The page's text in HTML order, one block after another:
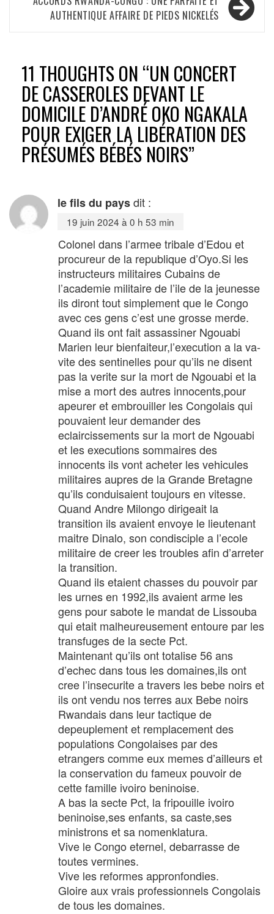
AUTHENTIQUE AFFAIRE DE PIEDS NICKELÉS
11 THOUGHTS ON “UN CONCERT
DE CASSEROLES DEVANT LE
DOMICILE D’ANDRÉ OKO NGAKALA
POUR EXIGER LA LIBÉRATION DES
PRÉSUMÉS BÉBÉS NOIRS”
le fils du paysdit :
19 juin 2024 à 0 h 53 min
Colonel dans l’armee tribale d’Edou et
procureur de la republique d’Oyo.Si les
instructeurs militaires Cubains de
l’academie militaire de l’ile de la jeunesse
ils diront tout simplement que le Congo
avec ces gens c’est une grosse merde.
Quand ils ont fait assassiner Ngouabi
Marien leur bienfaiteur,l’execution a la va-
vite des sentinelles pour qu’ils ne disent
pas la verite sur la mort de Ngouabi et la
mise a mort des autres innocents,pour
apeurer et embrouiller les Congolais qui
pouvaient leur demander des
eclaircissements sur la mort de Ngouabi
et les executions sommaires des
innocents ils vont acheter les vehicules
militaires aupres de la Grande Bretagne
qu’ils conduisaient toujours en vitesse.
Quand Andre Milongo dirigeait la
transition ils avaient envoye le lieutenant
maitre Dinalo, son condisciple a l’ecole
militaire de creer les troubles afin d’arreter
la transition.
Quand ils etaient chasses du pouvoir par
les urnes en 1992,ils avaient arme les
gens pour sabote le mandat de Lissouba
qui etait malheureusement entoure par les
transfuges de la secte Pct.
Maintenant qu’ils ont totalise 56 ans
d’echec dans tous les domaines,ils ont
cree l’insecurite a travers les bebe noirs et
ils ont vendu nos terres aux Bebe noirs
Rwandais dans leur tactique de
depeuplement et remplacement des
populations Congolaises par des
etrangers comme eux memes d’ailleurs et
la conservation du fameux pouvoir de
cette famille ivoiro beninoise.
A bas la secte Pct, la fripouille ivoiro
beninoise,ses enfants, sa caste,ses
ministrons et sa nomenklatura.
Vive le Congo eternel, debarrasse de
toutes vermines.
Vive les reformes appronfondies.
Gloire aux vrais professionnels Congolais
de tous les domaines.